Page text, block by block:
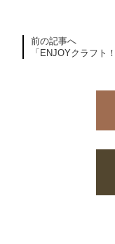
前の記事へ
「ENJOYクラフト